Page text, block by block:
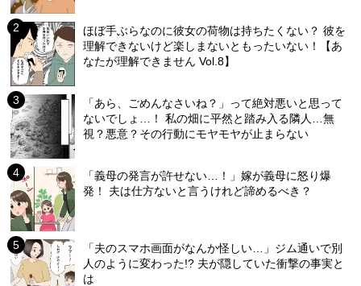
ほぼ手ぶらなのに彼女の荷物は持ちたくない？ 彼を
理解できないけど楽しまないともったいない！【あ
なたが理解できません Vol.8】
「あら、ごめんなさいね？」って絶対悪いと思って
ないでしょ…！ 私の畑に平然と踏み入る隣人…無
視？悪意？その行動にモヤモヤが止まらない
「義母の発言が許せない…！」嫁が義母に怒り爆
発！ 夫は仕方ないと言うけれど諦めるべき？
「夫のスマホ画面がなんか怪しい…」ジム通いで別
人のように変わった!? 夫が隠していた衝撃の事実と
は